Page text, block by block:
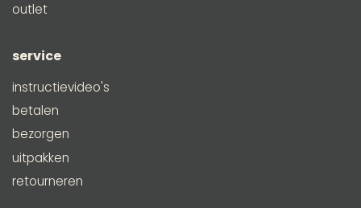
outlet
service
instructievideo's
betalen
bezorgen
uitpakken
retourneren